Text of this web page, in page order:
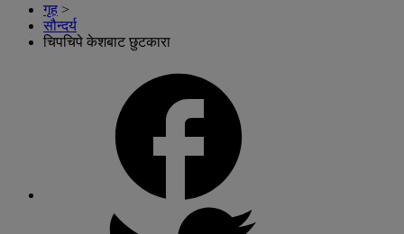
गृह >
सौन्दर्य
चिपचिपे केशबाट छुटकारा